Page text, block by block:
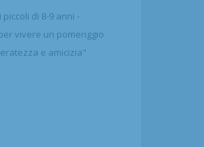
piccoli di 8-9 anni -
vivere un pomeriggio
e amicizia"